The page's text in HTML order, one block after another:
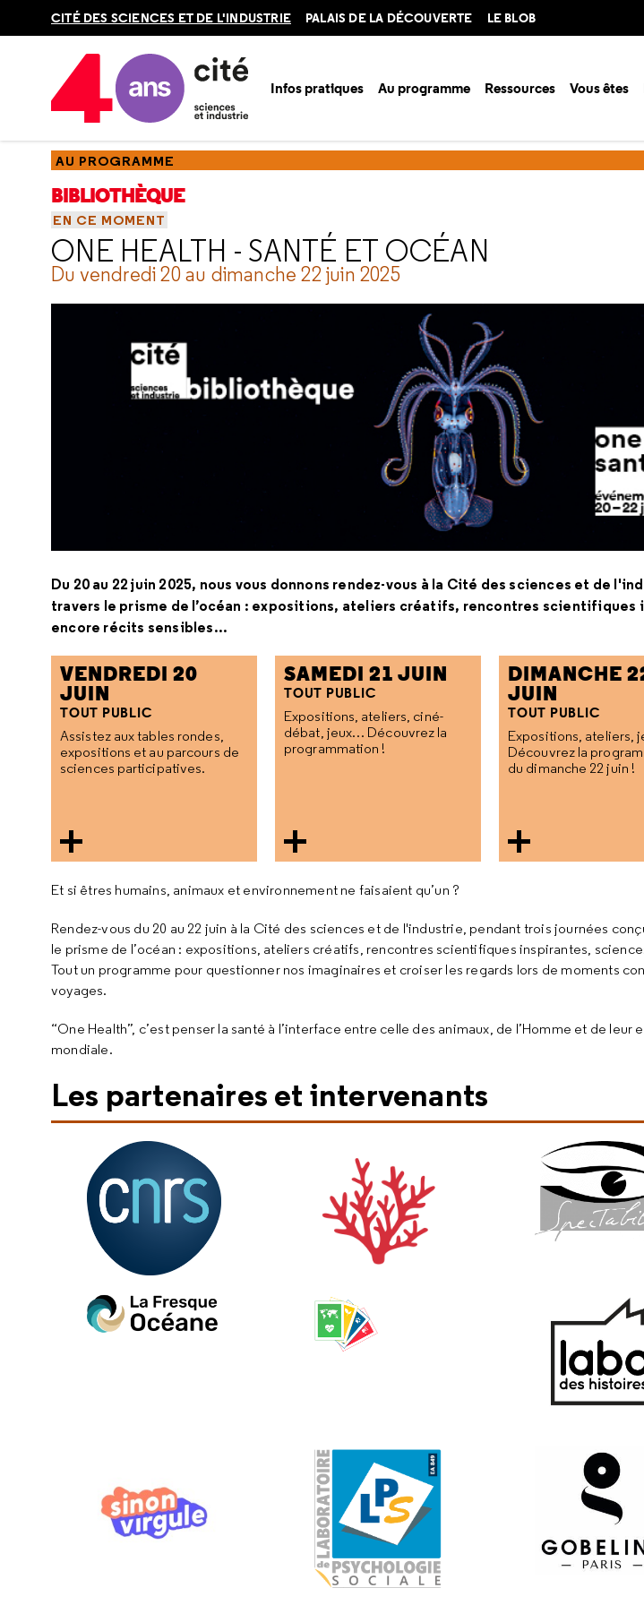
CITÉ DES SCIENCES ET DE L'INDUSTRIE PALAIS DE LA DÉCOUVERTE LE BLOB
Infos pratiques Au programme Ressources Vous êtes
Accueil Au programme
AU PROGRAMME
BIBLIOTHÈQUE
EN CE MOMENT
ONE HEALTH - SANTÉ ET OCÉAN
Du vendredi 20 au dimanche 22 juin 2025
Du 20 au 22 juin 2025, nous vous donnons rendez-vous à la Cité des sciences et de
travers le prisme de l’océan : expositions, ateliers créatifs, rencontres
encore récits sensibles...
VENDREDI 20
JUIN
TOUT PUBLIC
Assistez aux tables rondes,
expositions et au parcours de
sciences participatives.
SAMEDI 21 JUIN
TOUT PUBLIC
Expositions, ateliers, ciné-
débat, jeux… Découvrez la
programmation !
DIMANCHE
JUIN
TOUT PUBLIC
Expositions, ateliers,
Découvrez la
du dimanche 22 juin !
Et si êtres humains, animaux et environnement ne faisaient qu’un ?
Rendez-vous du 20 au 22 juin à la Cité des sciences et de l'industrie, pendant trois journées
le prisme de l’océan : expositions, ateliers créatifs, rencontres scientifiques inspirantes,
Tout un programme pour questionner nos imaginaires et croiser les regards lors de moments
voyages.
“One Health”, c’est penser la santé à l’interface entre celle des animaux, de l’Homme et de
mondiale.
Les partenaires et intervenants